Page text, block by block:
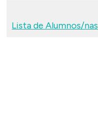
Lista de Alumnos/nas